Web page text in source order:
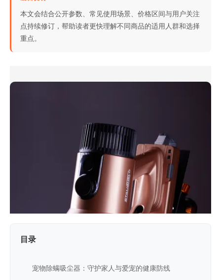
本文会结合公开参数、常见使用场景、价格区间与用户关注
点持续修订，帮助读者更快理解不同商品的适用人群和选择
重点。
目录
宠物除螨吸尘器：守护家人与爱宠的健康防线